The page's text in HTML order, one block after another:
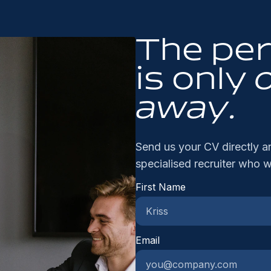
et
The
is only
away.
Send us your CV directly
specialised recruiter who
First Name
Email